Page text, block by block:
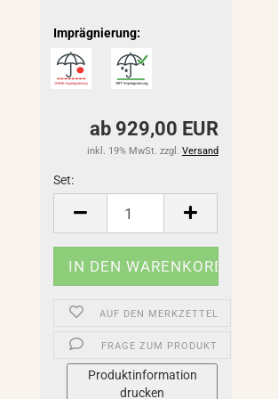
Imprägnierung:
ab 929,00 EUR
inkl. 19% MwSt. zzgl. Versand
Set:
AUF DEN MERKZETTEL
FRAGE ZUM PRODUKT
Produktinformation
drucken